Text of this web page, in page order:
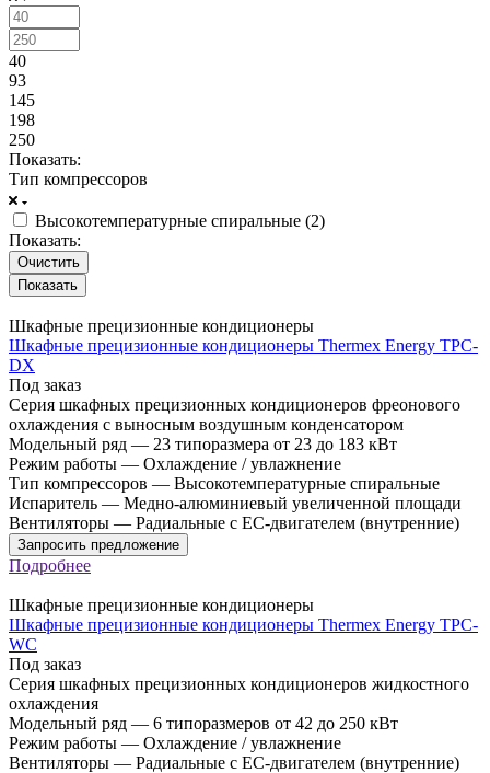
40
93
145
198
250
Показать:
Тип компрессоров
Высокотемпературные спиральные (2)
Показать:
Очистить
Шкафные прецизионные кондиционеры
Шкафные прецизионные кондиционеры Thermex Energy TPC-
DX
Под заказ
Серия шкафных прецизионных кондиционеров фреонового
охлаждения с выносным воздушным конденсатором
Модельный ряд — 23 типоразмера от 23 до 183 кВт
Режим работы — Охлаждение / увлажнение
Тип компрессоров — Высокотемпературные спиральные
Испаритель — Медно-алюминиевый увеличенной площади
Вентиляторы — Радиальные с EC-двигателем (внутренние)
Запросить предложение
Подробнее
Шкафные прецизионные кондиционеры
Шкафные прецизионные кондиционеры Thermex Energy TPC-
WC
Под заказ
Серия шкафных прецизионных кондиционеров жидкостного
охлаждения
Модельный ряд — 6 типоразмеров от 42 до 250 кВт
Режим работы — Охлаждение / увлажнение
Вентиляторы — Радиальные с EC-двигателем (внутренние)